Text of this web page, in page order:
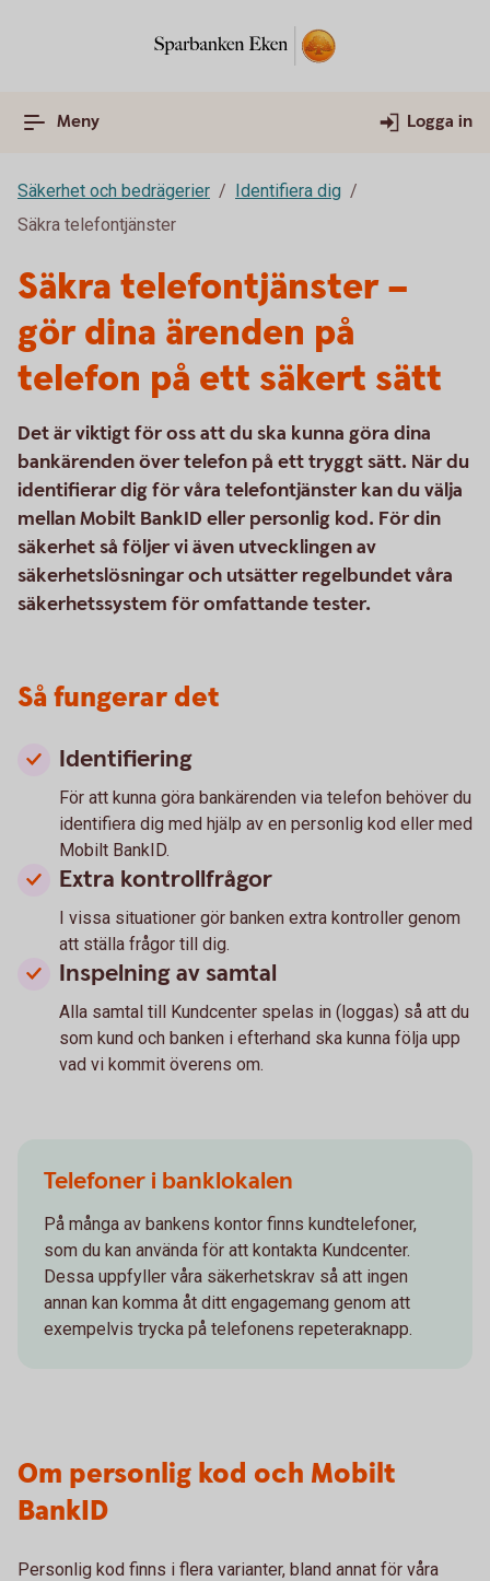
Meny Logga in
Säkerhet och bedrägerier
Identifiera dig
Säkra telefontjänster
Säkra telefontjänster –
gör dina ärenden på
telefon på ett säkert sätt
Det är viktigt för oss att du ska kunna göra dina
bankärenden över telefon på ett tryggt sätt. När du
identifierar dig för våra telefontjänster kan du välja
mellan Mobilt BankID eller personlig kod. För din
säkerhet så följer vi även utvecklingen av
säkerhetslösningar och utsätter regelbundet våra
säkerhetssystem för omfattande tester.
Så fungerar det
Identifiering
För att kunna göra bankärenden via telefon behöver du
identifiera dig med hjälp av en personlig kod eller med
Mobilt BankID.
Extra kontrollfrågor
I vissa situationer gör banken extra kontroller genom
att ställa frågor till dig.
Inspelning av samtal
Alla samtal till Kundcenter spelas in (loggas) så att du
som kund och banken i efterhand ska kunna följa upp
vad vi kommit överens om.
Telefoner i banklokalen
På många av bankens kontor finns kundtelefoner,
som du kan använda för att kontakta Kundcenter.
Dessa uppfyller våra säkerhetskrav så att ingen
annan kan komma åt ditt engagemang genom att
exempelvis trycka på telefonens repeteraknapp.
Om personlig kod och Mobilt
BankID
Personlig kod finns i flera varianter, bland annat för våra